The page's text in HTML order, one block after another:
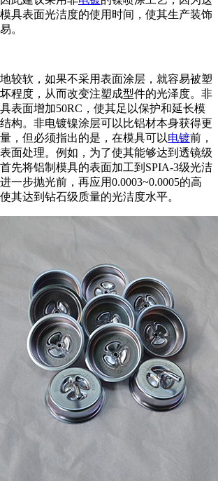
具表面光洁度的使用时间，使其生产装饰
。
较软，如果不采用表面涂层，就容易被塑
程度，从而改变注塑成型件的光泽度。非
表面增加50RC，使其足以保护和延长模
构。非电镀镍涂层可以比铝材本身获得更
，但必须指出的是，在模具可以电镀前，
面处理。例如，为了使其能够达到透镜级
先将铝制模具的表面加工到SPIA-3级光洁
一步抛光前，再应用0.0003~0.0005的高
其达到钻石级质量的光洁度水平。